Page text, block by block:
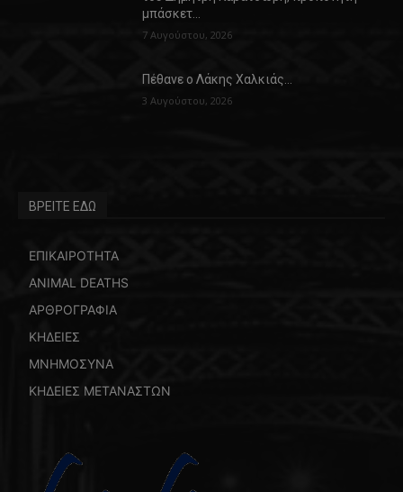
μπάσκετ…
7 Αυγούστου, 2026
Πέθανε ο Λάκης Χαλκιάς…
3 Αυγούστου, 2026
ΒΡΕΙΤΕ ΕΔΩ
ΕΠΙΚΑΙΡΟΤΗΤΑ
ANIMAL DEATHS
ΑΡΘΡΟΓΡΑΦΙΑ
ΚΗΔΕΙΕΣ
ΜΝΗΜΟΣΥΝΑ
ΚΗΔΕΙΕΣ ΜΕΤΑΝΑΣΤΩΝ